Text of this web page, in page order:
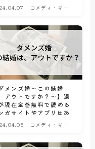
比較情報
コメディ・ギャ
ダメンズ婚～この結婚
アウトですか？～】漫
現在全巻無料で読める
ガサイトやアプリはあ
？おすすめ電子書籍・コ
ク配信サービスのサブ
コメディ・ギャ